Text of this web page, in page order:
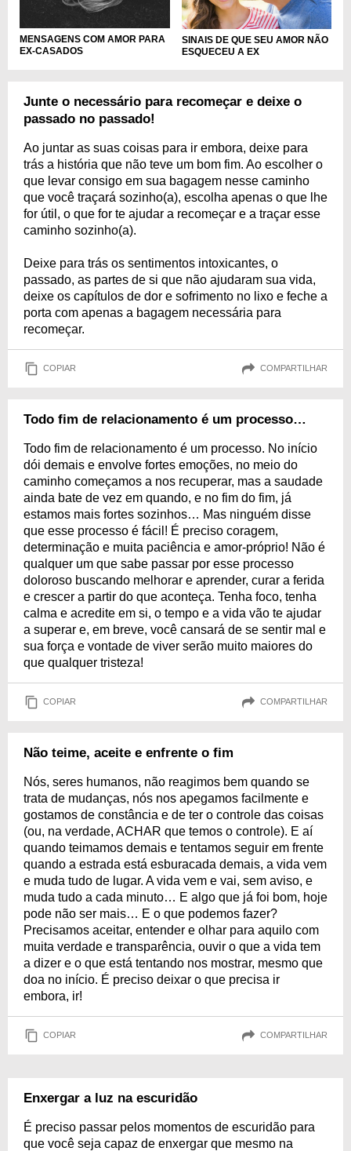
MENSAGENS COM AMOR PARA
EX-CASADOS
SINAIS DE QUE SEU AMOR NÃO
ESQUECEU A EX
Junte o necessário para recomeçar e deixe o
passado no passado!
Ao juntar as suas coisas para ir embora, deixe para
trás a história que não teve um bom fim. Ao escolher o
que levar consigo em sua bagagem nesse caminho
que você traçará sozinho(a), escolha apenas o que lhe
for útil, o que for te ajudar a recomeçar e a traçar esse
caminho sozinho(a).
Deixe para trás os sentimentos intoxicantes, o
passado, as partes de si que não ajudaram sua vida,
deixe os capítulos de dor e sofrimento no lixo e feche a
porta com apenas a bagagem necessária para
recomeçar.
COPIAR COMPARTILHAR
Todo fim de relacionamento é um processo…
Todo fim de relacionamento é um processo. No início
dói demais e envolve fortes emoções, no meio do
caminho começamos a nos recuperar, mas a saudade
ainda bate de vez em quando, e no fim do fim, já
estamos mais fortes sozinhos… Mas ninguém disse
que esse processo é fácil! É preciso coragem,
determinação e muita paciência e amor-próprio! Não é
qualquer um que sabe passar por esse processo
doloroso buscando melhorar e aprender, curar a ferida
e crescer a partir do que aconteça. Tenha foco, tenha
calma e acredite em si, o tempo e a vida vão te ajudar
a superar e, em breve, você cansará de se sentir mal e
sua força e vontade de viver serão muito maiores do
que qualquer tristeza!
COPIAR COMPARTILHAR
Não teime, aceite e enfrente o fim
Nós, seres humanos, não reagimos bem quando se
trata de mudanças, nós nos apegamos facilmente e
gostamos de constância e de ter o controle das coisas
(ou, na verdade, ACHAR que temos o controle). E aí
quando teimamos demais e tentamos seguir em frente
quando a estrada está esburacada demais, a vida vem
e muda tudo de lugar. A vida vem e vai, sem aviso, e
muda tudo a cada minuto… E algo que já foi bom, hoje
pode não ser mais… E o que podemos fazer?
Precisamos aceitar, entender e olhar para aquilo com
muita verdade e transparência, ouvir o que a vida tem
a dizer e o que está tentando nos mostrar, mesmo que
doa no início. É preciso deixar o que precisa ir
embora, ir!
COPIAR COMPARTILHAR
Enxergar a luz na escuridão
É preciso passar pelos momentos de escuridão para
que você seja capaz de enxergar que mesmo na